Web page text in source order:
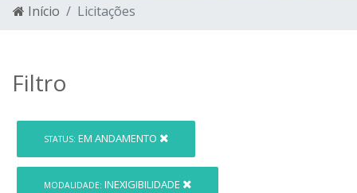
Início Licitações
Filtro
STATUS: EM ANDAMENTO
MODALIDADE: INEXIGIBILIDADE